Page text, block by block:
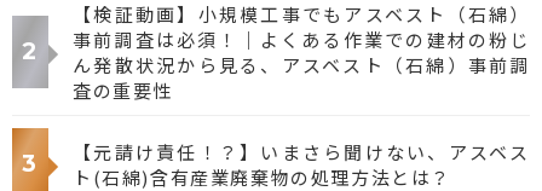
【検証動画】小規模工事でもアスベスト（石綿）
事前調査は必須！｜よくある作業での建材の粉じ
ん発散状況から見る、アスベスト（石綿）事前調
査の重要性
【元請け責任！？】いまさら聞けない、アスベス
ト(石綿)含有産業廃棄物の処理方法とは？